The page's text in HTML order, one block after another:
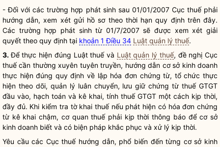
- Đối với các trường hợp phát sinh sau 01/01/2007 Cục thuế phải
hướng dẫn, xem xét gửi hồ sơ theo thời hạn quy định trên đây.
Các trường hợp phát sinh từ 01/7/2007 sẽ được xem xét giải
quyết theo quy định tại khoản 1 Điều 34 Luật quản lý thuế.
3.Để thực hiện đúng Luật thuế và Luật quản lý thuế, đề nghị Cục
thuế cần thường xuyên tuyên truyền, hướng dẫn cơ sở kinh doanh
thực hiện đúng quy định về lập hóa đơn chứng từ, tổ chức thực
hiện theo dõi, quản lý luân chuyển, lưu giữ chứng từ thuế GTGT
đầu vào, hạch toán và kê khai, tính thuế GTGT một cách kịp thời,
đầy đủ. Khi kiểm tra tờ khai thuế nếu phát hiện có hóa đơn chứng
từ kê khai chậm, cơ quan thuế phải kịp thời thông báo để cơ sở
kinh doanh biết và có biện pháp khắc phục và xử lý kịp thời.
Yêu cầu các Cục thuế hướng dẫn, phổ biến đến từng cơ sở kinh